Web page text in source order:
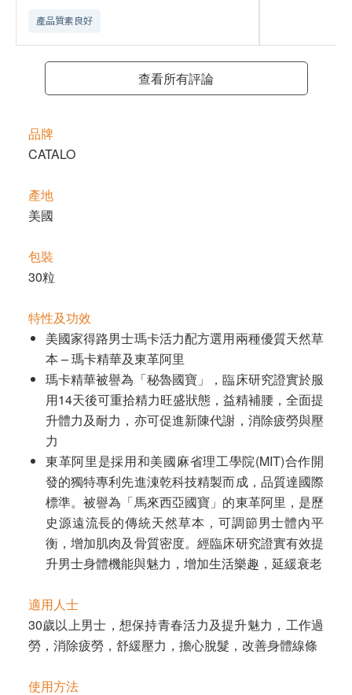
產品質素良好
查看所有評論
品牌
CATALO
產地
美國
包裝
30粒
特性及功效
美國家得路男士瑪卡活力配方選用兩種優質天然草
本 – 瑪卡精華及東革阿里
瑪卡精華被譽為「秘魯國寶」，臨床研究證實於服
用14天後可重拾精力旺盛狀態，益精補腰，全面提
升體力及耐力，亦可促進新陳代謝，消除疲勞與壓
力
東革阿里是採用和美國麻省理工學院(MIT)合作開
發的獨特專利先進涷乾科技精製而成，品質達國際
標準。被譽為「馬來西亞國寶」的東革阿里，是歷
史源遠流長的傳統天然草本，可調節男士體內平
衡，增加肌肉及骨質密度。經臨床研究證實有效提
升男士身體機能與魅力，增加生活樂趣，延緩衰老
適用人士
30歲以上男士，想保持青春活力及提升魅力，工作過
勞，消除疲勞，舒緩壓力，擔心脫髮，改善身體線條
使用方法